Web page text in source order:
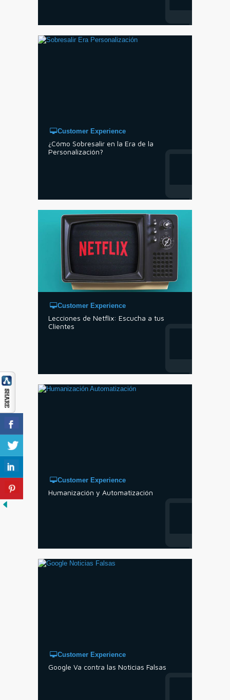
Customer Experience
¿Cómo Sobresalir en la Era de la
Personalización?
Customer Experience
Lecciones de Netflix: Escucha a tus
Clientes
Customer Experience
Humanización y Automatización
Customer Experience
Google Va contra las Noticias Falsas